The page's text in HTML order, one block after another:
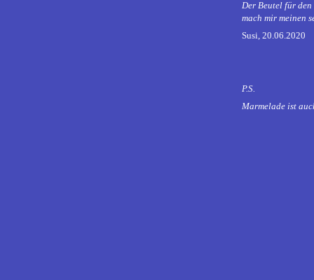
Der Beutel für
mach mir meinen
Susi, 20.06.2020
P.S.
Marmelade ist